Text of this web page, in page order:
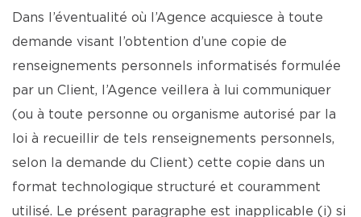
Dans l’éventualité où l’Agence acquiesce à toute
demande visant l’obtention d’une copie de
renseignements personnels informatisés formulée
par un Client, l’Agence veillera à lui communiquer
(ou à toute personne ou organisme autorisé par la
loi à recueillir de tels renseignements personnels,
selon la demande du Client) cette copie dans un
format technologique structuré et couramment
utilisé. Le présent paragraphe est inapplicable (i) si